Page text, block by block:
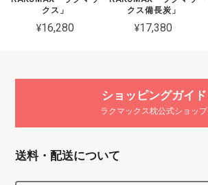
クス」
¥16,280
クス備長炭」
¥17,380
ショッピングガイド
ラクマックス枕公式ショップ
送料・配送について